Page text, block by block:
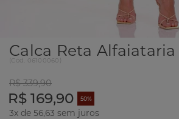
Calca Reta Alfaiataria
(Cód. 06100060
R$ 339,90
R$ 169,90 50%
3x de 56,63